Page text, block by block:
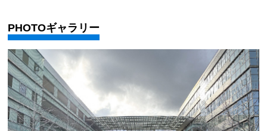
PHOTOギャラリー